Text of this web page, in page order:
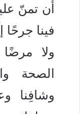
أن تمنّ
فينا جرحًا
ولا مرضًا
الصحة
وشافِنا